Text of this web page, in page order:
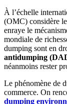
À l’échelle
(OMC) considère
enraye le
mondiale de
dumping sont en
antidumping
néanmoins rester
Le phénomène de
commerce. On
dumping